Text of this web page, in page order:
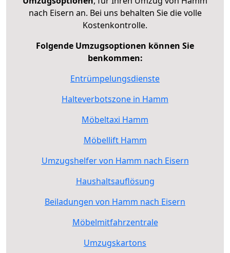
nach Eisern an. Bei uns behalten Sie die volle
Kostenkontrolle.
Folgende Umzugsoptionen können Sie
benkommen:
Entrümpelungsdienste
Halteverbotszone in Hamm
Möbeltaxi Hamm
Möbellift Hamm
Umzugshelfer von Hamm nach Eisern
Haushaltsauflösung
Beiladungen von Hamm nach Eisern
Möbelmitfahrzentrale
Umzugskartons